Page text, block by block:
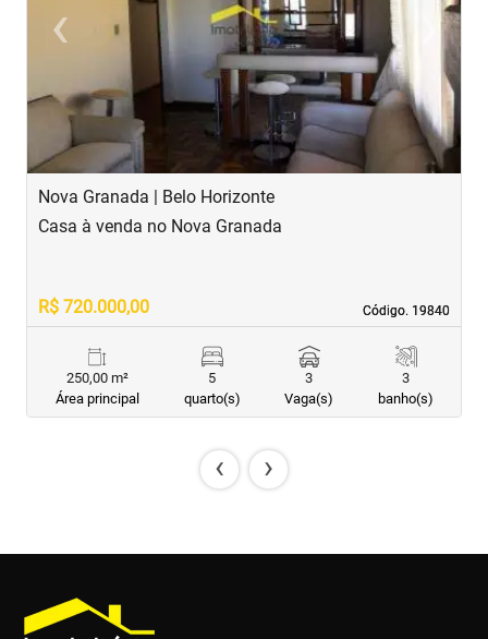
‹Previous Next
Nova Granada | Belo Horizonte
Código. 19840
Código. 19840
Casa à venda no Nova Granada
R$ 720.000,00
250,00 m²
Área principal
5
quarto(s)
3
Vaga(s)
3
banho(s)
‹ ›